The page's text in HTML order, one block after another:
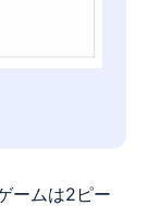
ームは2ピー